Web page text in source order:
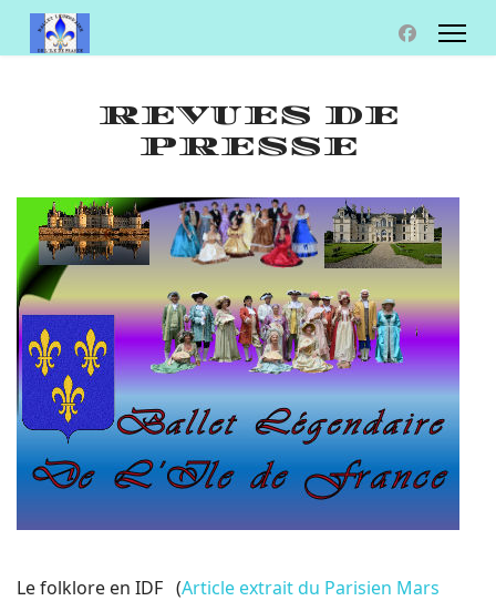
REVUES DE
PRESSE
Le folklore en IDF (Article extrait du Parisien Mars